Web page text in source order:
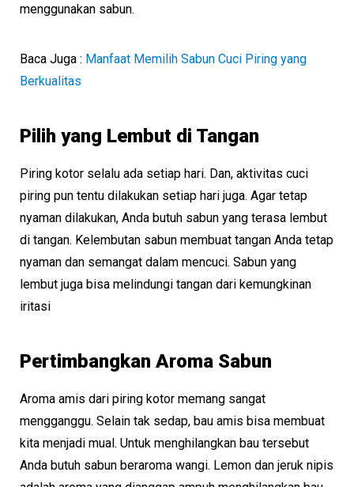
menggunakan sabun.
Baca Juga : Manfaat Memilih Sabun Cuci Piring yang
Berkualitas
Pilih yang Lembut di Tangan
Piring kotor selalu ada setiap hari. Dan, aktivitas cuci
piring pun tentu dilakukan setiap hari juga. Agar tetap
nyaman dilakukan, Anda butuh sabun yang terasa lembut
di tangan. Kelembutan sabun membuat tangan Anda tetap
nyaman dan semangat dalam mencuci. Sabun yang
lembut juga bisa melindungi tangan dari kemungkinan
iritasi
Pertimbangkan Aroma Sabun
Aroma amis dari piring kotor memang sangat
mengganggu. Selain tak sedap, bau amis bisa membuat
kita menjadi mual. Untuk menghilangkan bau tersebut
Anda butuh sabun beraroma wangi. Lemon dan jeruk nipis